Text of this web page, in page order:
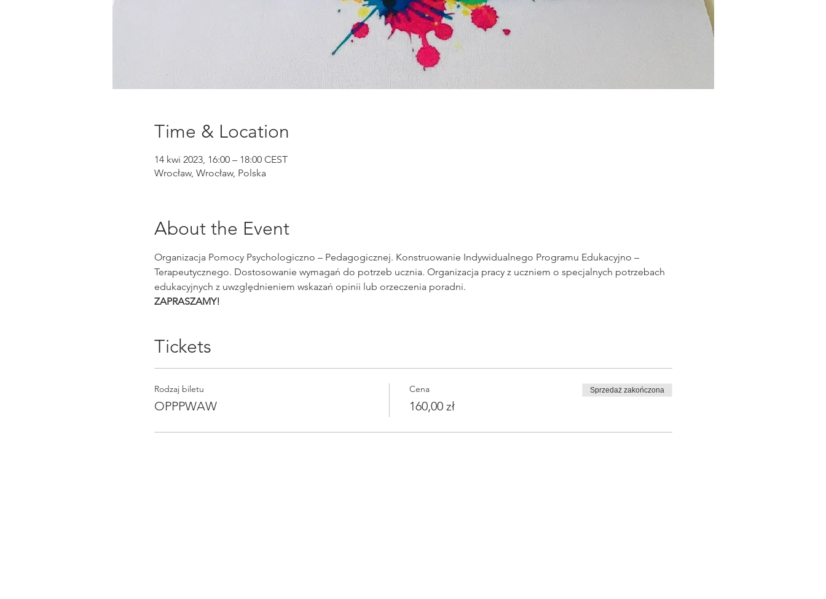
Time & Location
14 kwi 2023, 16:00 – 18:00 CEST
Wrocław, Wrocław, Polska
About the Event
Organizacja Pomocy Psychologiczno – Pedagogicznej. Konstruowanie Indywidualnego Programu Edukacyjno –
Terapeutycznego. Dostosowanie wymagań do potrzeb ucznia. Organizacja pracy z uczniem o specjalnych potrzebach
edukacyjnych z uwzględnieniem wskazań opinii lub orzeczenia poradni.
ZAPRASZAMY!
Tickets
Rodzaj biletu
OPPPWAW
Cena
160,00 zł
Sprzedaż zakończona